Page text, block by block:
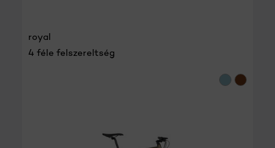
royal
4 féle felszereltség